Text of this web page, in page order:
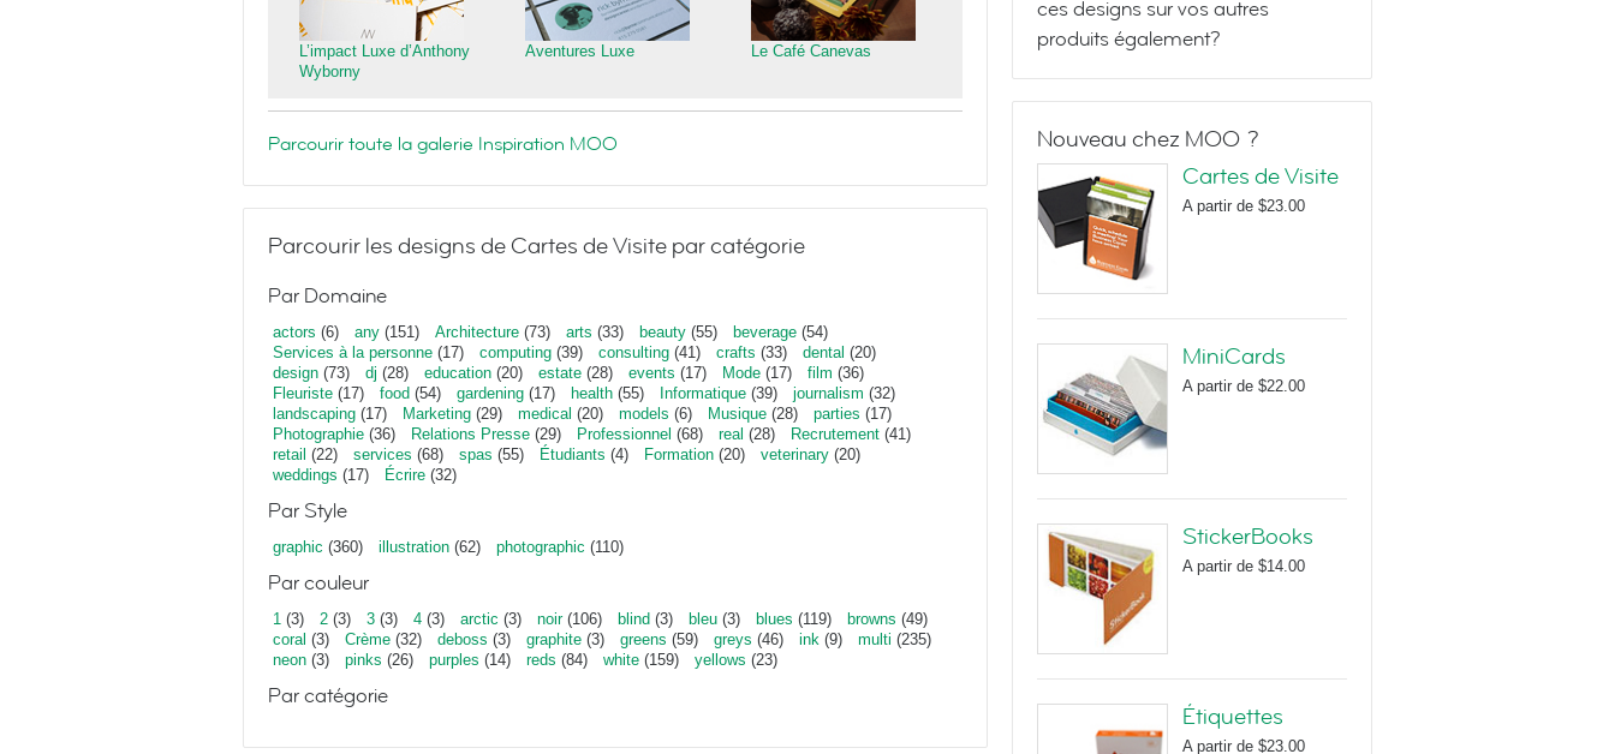
L’impact Luxe d’Anthony
Wyborny
Aventures Luxe Le Café Canevas
Parcourir toute la galerie Inspiration MOO
Parcourir les designs de Cartes de Visite par catégorie
Par Domaine
actors (6) any (151) Architecture (73) arts (33) beauty (55) beverage (54)
Services à la personne (17) computing (39) consulting (41) crafts (33) dental (20)
design (73) dj (28) education (20) estate (28) events (17) Mode (17) film (36)
Fleuriste (17) food (54) gardening (17) health (55) Informatique (39) journalism (32)
landscaping (17) Marketing (29) medical (20) models (6) Musique (28) parties (17)
Photographie (36) Relations Presse (29) Professionnel (68) real (28) Recrutement (41)
retail (22) services (68) spas (55) Étudiants (4) Formation (20) veterinary (20)
weddings (17) Écrire (32)
Par Style
graphic (360) illustration (62) photographic (110)
Par couleur
1 (3) 2 (3) 3 (3) 4 (3) arctic (3) noir(106) blind (3) bleu (3) blues (119) browns (49)
coral (3) Crème (32) deboss (3) graphite (3) greens (59) greys (46) ink (9) multi (235)
neon (3) pinks (26) purples (14) reds (84) white (159) yellows (23)
Par catégorie
ces designs sur vos autres
produits également?
Nouveau chez MOO ?
Cartes de Visite
A partir de $23.00
MiniCards
A partir de $22.00
StickerBooks
A partir de $14.00
Étiquettes
A partir de $23.00